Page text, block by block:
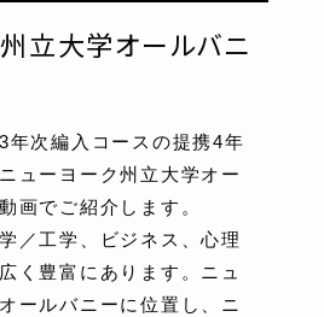
立大学オールバニ
年次編入コースの提携4年
ューヨーク州立大学オー
画でご紹介します。
／工学、ビジネス、心理
く豊富にあります。ニュ
ールバニーに位置し、ニ